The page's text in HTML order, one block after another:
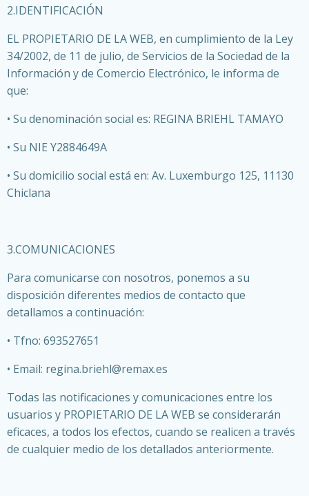
2.IDENTIFICACIÓN
EL PROPIETARIO DE LA WEB, en cumplimiento de la Ley
34/2002, de 11 de julio, de Servicios de la Sociedad de la
Información y de Comercio Electrónico, le informa de
que:
• Su denominación social es: REGINA BRIEHL TAMAYO
• Su NIE Y2884649A
• Su domicilio social está en: Av. Luxemburgo 125, 11130
Chiclana
3.COMUNICACIONES
Para comunicarse con nosotros, ponemos a su
disposición diferentes medios de contacto que
detallamos a continuación:
• Tfno: 693527651
• Email: regina.briehl@remax.es
Todas las notificaciones y comunicaciones entre los
usuarios y PROPIETARIO DE LA WEB se considerarán
eficaces, a todos los efectos, cuando se realicen a través
de cualquier medio de los detallados anteriormente.